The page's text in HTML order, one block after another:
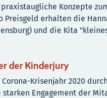
Konzepte
Preisgeld erhalten die
und die Kita
der Kinderjury
Krisenjahr 2020
Engagement der